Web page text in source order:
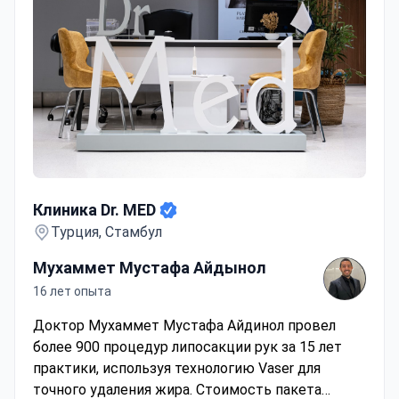
Клиника Dr. MED
Турция, Стамбул
Мухаммет Мустафа Айдынол
16 лет опыта
Доктор Мухаммет Мустафа Айдинол провел
более 900 процедур липосакции рук за 15 лет
практики, используя технологию Vaser для
точного удаления жира. Стоимость пакета